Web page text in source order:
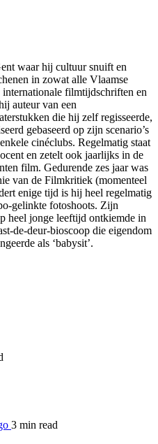
waar hij cultuur snuift en
in zowat alle Vlaamse
filmtijdschriften en
auteur van een
die hij zelf regisseerde,
gebaseerd op zijn scenario’s
cinéclubs. Regelmatig staat
en zetelt ook jaarlijks in de
film. Gedurende zes jaar was
van de Filmkritiek (momenteel
enige tijd is hij heel regelmatig
gelinkte fotoshoots. Zijn
heel jonge leeftijd ontkiemde in
de-deur-bioscoop die eigendom
als ‘babysit’.
3 min read